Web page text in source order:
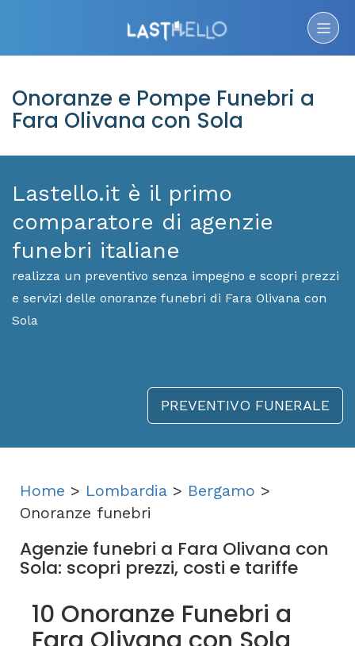
Onoranze e Pompe Funebri a
Fara Olivana con Sola
Lastello.it è il primo
comparatore di agenzie
funebri italiane
realizza un preventivo senza impegno e scopri prezzi
e servizi delle onoranze funebri di Fara Olivana con
Sola
PREVENTIVO FUNERALE
Home > Lombardia > Bergamo >
Onoranze funebri
Agenzie funebri a Fara Olivana con
Sola: scopri prezzi, costi e tariffe
10 Onoranze Funebri a